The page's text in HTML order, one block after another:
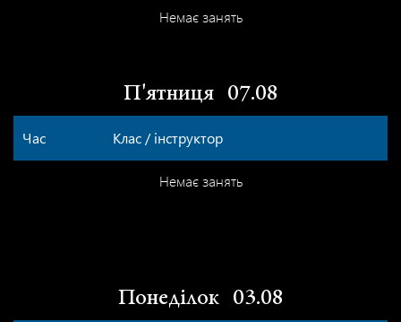
Немає занять
П'ятниця 07.08
Час Клас / інструктор
Немає занять
Понеділок 03.08